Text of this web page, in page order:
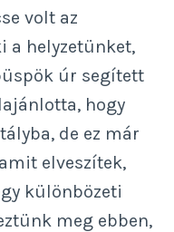
volt az
a helyzetünket,
úr segített
hogy
de ez már
elveszítek,
különbözeti
meg ebben,